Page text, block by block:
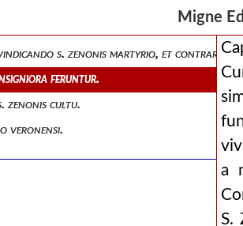
Migne
expensa.
s. zenonis martyrio, et contraria
insigniora feruntur.
zenonis cultu.
veronensi.
a
S.